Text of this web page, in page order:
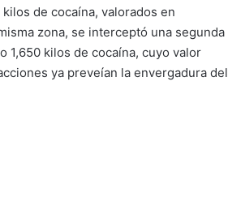
de cocaína, valorados en
zona, se interceptó una segunda
1,650 kilos de cocaína, cuyo valor
ya preveían la envergadura del